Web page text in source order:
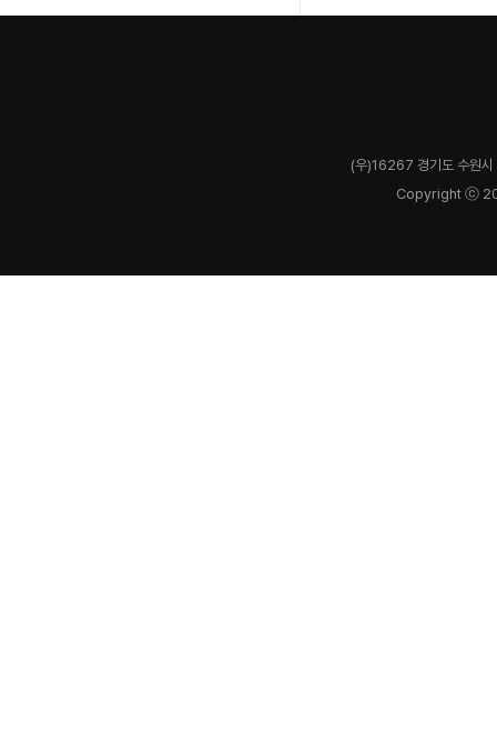
(우)16267 경기도 수원
Copyright ⓒ